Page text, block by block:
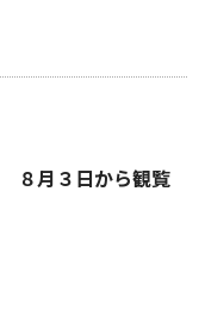
８月３日から観覧